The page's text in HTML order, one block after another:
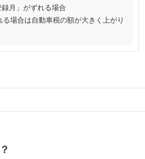
月」がずれる場合
る場合は自動車税の額が大きく上がり